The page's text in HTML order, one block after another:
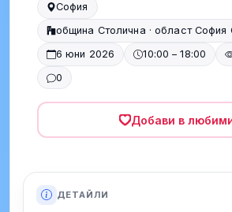
София
община Столична · област София
6 юни 2026
10:00 – 18:00
0
Добави в
ДЕТАЙЛИ